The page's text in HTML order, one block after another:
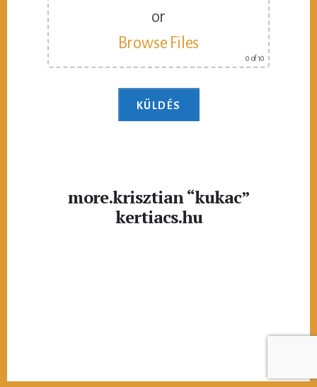
or
Browse Files
0 of 10
more.krisztian “kukac”
kertiacs.hu